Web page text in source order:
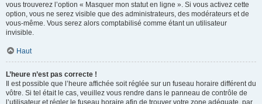
vous trouverez l’option « Masquer mon statut en ligne ». Si vous activez cette
option, vous ne serez visible que des administrateurs, des modérateurs et de
vous-même. Vous serez alors comptabilisé comme étant un utilisateur
invisible.
Haut
L’heure n’est pas correcte !
Il est possible que l’heure affichée soit réglée sur un fuseau horaire différent du
vôtre. Si tel était le cas, veuillez vous rendre dans le panneau de contrôle de
l’utilisateur et régler le fuseau horaire afin de trouver votre zone adéquate, par